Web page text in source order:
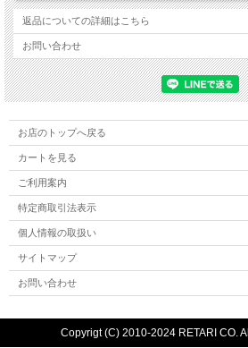
返品についての詳細はこちら
お問い合わせ
お店のトップへ戻る
カートを見る
ご利用案内
特定商取引法表示
個人情報の取扱い
サイトマップ
お問い合わせ
Copyrigt (C) 2010-2024 RETARI CO.